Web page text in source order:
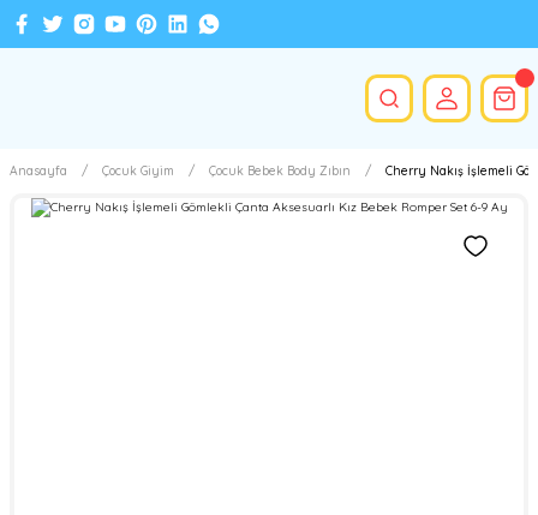
Anasayfa Çocuk Giyim Çocuk Bebek Body Zıbın Cherry Nakış İşlemeli